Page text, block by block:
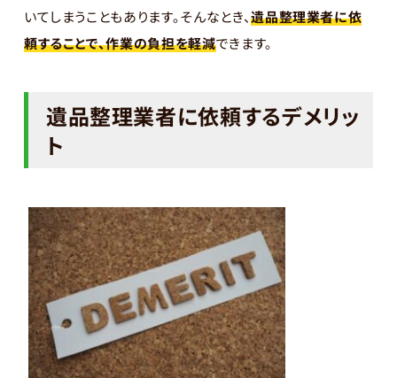
いてしまうこともあります。そんなとき、遺品整理業者に依
頼することで、作業の負担を軽減できます。
遺品整理業者に依頼するデメリッ
ト